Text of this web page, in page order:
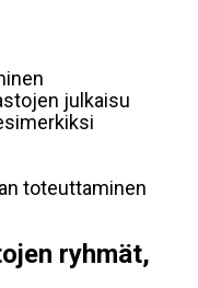
julkaisu
toteuttaminen
ryhmät,